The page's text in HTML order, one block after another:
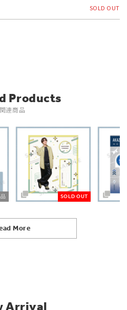
SOLD OUT
Products
関連商品
SOLD OUT
More
Arrival